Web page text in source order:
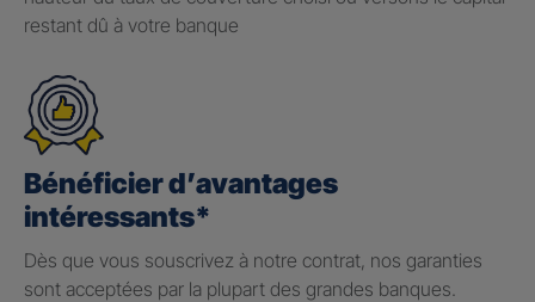
restant dû à votre banque
Bénéficier d’avantages
intéressants*
Dès que vous souscrivez à notre contrat, nos garanties
sont acceptées par la plupart des grandes banques.